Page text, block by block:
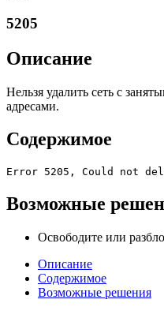
5205
Описание
Нельзя удалить сеть с
адресами.
Содержимое
Error 5205, Could not
Возможные
Освободите или
Описание
Содержимое
Возможные решения